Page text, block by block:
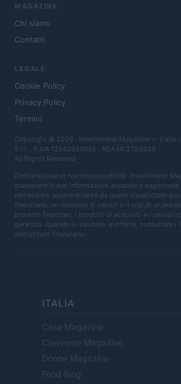
MAGAZINE
Chi siamo
Contatti
LEGALE
Cookie Policy
Privacy Policy
Termini
Copyright © 2026 · Investimenti Magazine — Edito
S.r.l. · P.IVA 13542920965 · REA MI 2729933
All Rights Reserved
Dichiarazione di non responsabilità: Investimenti
mantenere le sue informazioni accurate e
potrebbero essere diverse da quelle visualizzate
finanziario, un fornitore di servizi o il sito di un
prodotti finanziari, i prodotti di acquisto e i servizi
garanzia. Quando si valutano le offerte, consultare i
dell'istituto finanziario.
ITALIA
Casa Magazine
Cineverse Magazine
Donne Magazine
Food Blog